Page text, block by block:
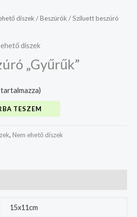
díszek /Beszúrók / Sziluett beszúró
ehető díszek
„Gyűrűk”
TESZEM
, Nem ehető díszek
15x11cm